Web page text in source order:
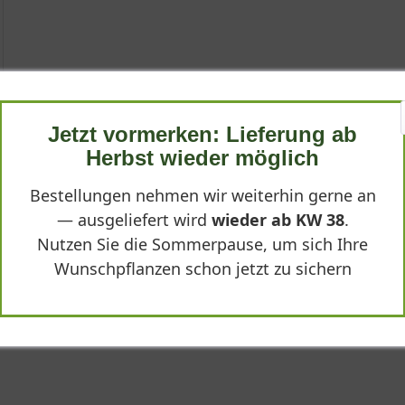
Bergenie oder Riesensteinbrech 'Spring Fling®' bekannt, ist
für jeden Garten darstellt. Ihre leuchtend pinken
Braunfärbung annehmen. Diese Sorte vereint
Gartenfreunde macht.
horstbildende Staude, die durch ihren flächigen bis
- Bergenia cordifolia 'Spring Fling®'"
Jetzt vormerken: Lieferung ab
Herbst wieder möglich
Bestellungen nehmen wir weiterhin gerne an
— ausgeliefert wird wieder ab KW 38.
Nutzen Sie die Sommerpause, um sich Ihre
Wunschpflanzen schon jetzt zu sichern